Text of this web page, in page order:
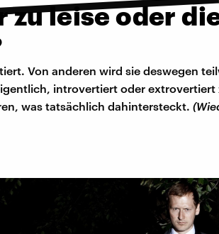
zu leise oder
Von anderen wird sie deswegen
introvertiert oder extrovertiert
was tatsächlich dahintersteckt.